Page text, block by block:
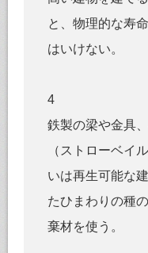
と、物理的な寿
はいけない。
4
鉄製の梁や金具
（ストローベイ
いは再生可能な
たひまわりの種
棄材を使う。